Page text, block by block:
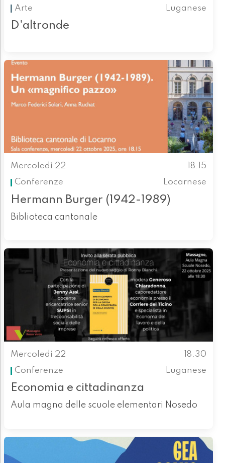
Arte
Luganese
D'altronde
Mercoledì 22
18.15
Conferenze
Locarnese
Hermann Burger (1942-1989)
Biblioteca cantonale
Mercoledì 22
18.30
Conferenze
Luganese
Economia e cittadinanza
Aula magna delle scuole elementari Nosedo